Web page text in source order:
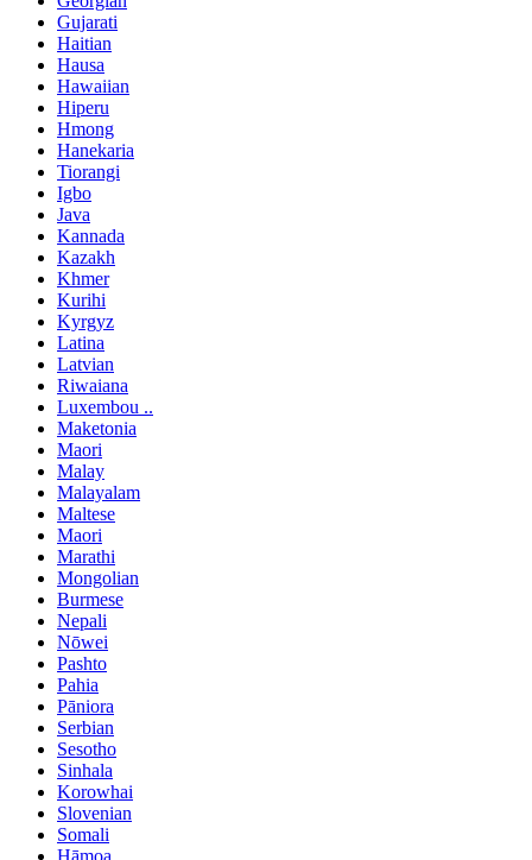
Gujarati
Haitian
Hausa
Hawaiian
Hiperu
Hmong
Hanekaria
Tiorangi
Igbo
Java
Kannada
Kazakh
Khmer
Kurihi
Kyrgyz
Latina
Latvian
Riwaiana
Luxembou ..
Maketonia
Maori
Malay
Malayalam
Maltese
Maori
Marathi
Mongolian
Burmese
Nepali
Nōwei
Pashto
Pahia
Pāniora
Serbian
Sesotho
Sinhala
Korowhai
Slovenian
Somali
Hāmoa